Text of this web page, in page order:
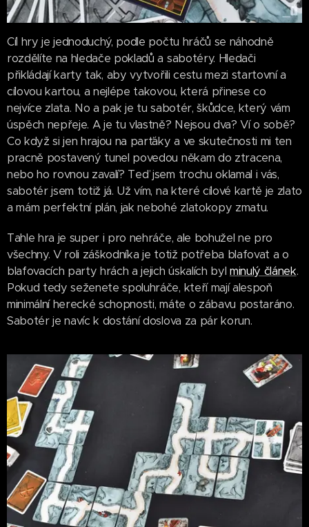
Cíl hry je jednoduchý, podle počtu hráčů se náhodně
rozdělíte na hledače pokladů a sabotéry. Hledači
přikládají karty tak, aby vytvořili cestu mezi startovní a
cílovou kartou, a nejlépe takovou, která přinese co
nejvíce zlata. No a pak je tu sabotér, škůdce, který vám
úspěch nepřeje. A je tu vlastně? Nejsou dva? Ví o sobě?
Co když si jen hrajou na parťáky a ve skutečnosti mi ten
pracně postavený tunel povedou někam do ztracena,
nebo ho rovnou zavalí? Teď jsem trochu oklamal i vás,
sabotér jsem totiž já. Už vím, na které cílové kartě je zlato
a mám perfektní plán, jak nebohé zlatokopy zmatu.
Tahle hra je super i pro nehráče, ale bohužel ne pro
všechny. V roli záškodníka je totiž potřeba blafovat a o
blafovacích party hrách a jejich úskalích byl minulý článek.
Pokud tedy seženete spoluhráče, kteří mají alespoň
minimální herecké schopnosti, máte o zábavu postaráno.
Sabotér je navíc k dostání doslova za pár korun.